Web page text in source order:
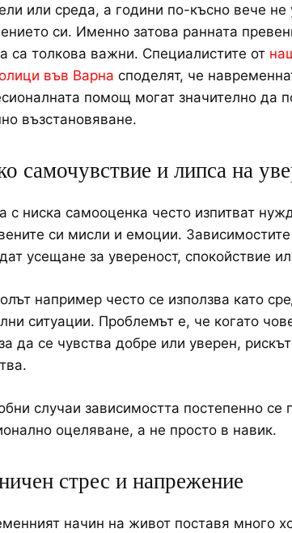
или среда, а години по-късно вече не
си. Именно затова ранната
са толкова важни. Специалистите от
във Варна споделят, че
помощ могат значително да
възстановяване.
самочувствие и липса на
с ниска самооценка често изпитват
си мисли и емоции.
усещане за увереност, спокойствие
например често се използва като
ситуации. Проблемът е, че когато
да се чувства добре или уверен,
случаи зависимостта постепенно
оцеляване, а не просто в навик.
стрес и напрежение
начин на живот поставя много